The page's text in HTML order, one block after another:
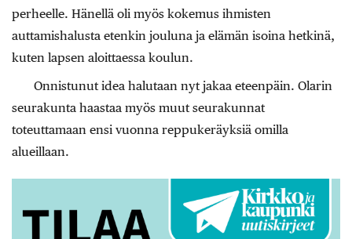
perheelle. Hänellä oli myös kokemus ihmisten
auttamishalusta etenkin jouluna ja elämän isoina hetkinä,
kuten lapsen aloittaessa koulun.
Onnistunut idea halutaan nyt jakaa eteenpäin. Olarin
seurakunta haastaa myös muut seurakunnat
toteuttamaan ensi vuonna reppukeräyksiä omilla
alueillaan.